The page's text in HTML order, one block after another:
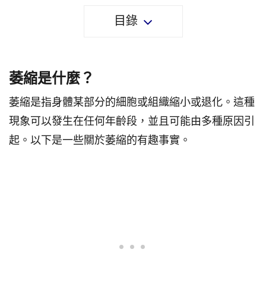
目錄
萎縮是什麼？
萎縮是指身體某部分的細胞或組織縮小或退化。這種
現象可以發生在任何年齡段，並且可能由多種原因引
起。以下是一些關於萎縮的有趣事實。